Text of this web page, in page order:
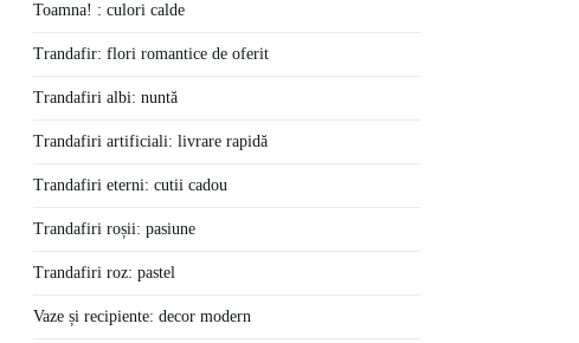
Toamna! : culori calde
Trandafir: flori romantice de oferit
Trandafiri albi: nuntă
Trandafiri artificiali: livrare rapidă
Trandafiri eterni: cutii cadou
Trandafiri roșii: pasiune
Trandafiri roz: pastel
Vaze și recipiente: decor modern